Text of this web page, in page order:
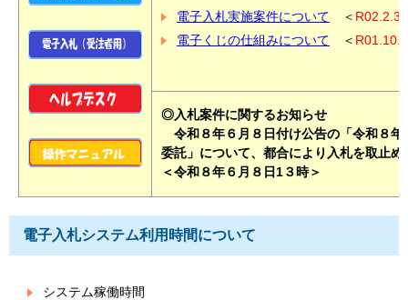
電子入札実施案件について ＜ R02.2.3
電子くじの仕組みについて ＜
◎入札案件に関するお知らせ
令和８年６月８日付け公告の「令和８年
委託」について、都合により入札を取止め
＜令和８年６月８日1３時＞
電子入札システム利用時間について
システム稼働時間